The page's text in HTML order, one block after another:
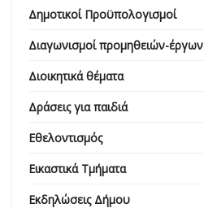
Δημοτικοί Προϋπολογισμοί
Διαγωνισμοί προμηθειών-έργων
Διοικητικά θέματα
Δράσεις για παιδιά
Εθελοντισμός
Εικαστικά Τμήματα
Εκδηλώσεις Δήμου